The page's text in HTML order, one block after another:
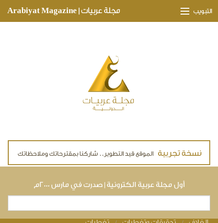
مجلة عربيات | Arabiyat Magazine التبويب
أول مجلة عربية الكترونية | صدرت في مارس ٢٠٠٠م